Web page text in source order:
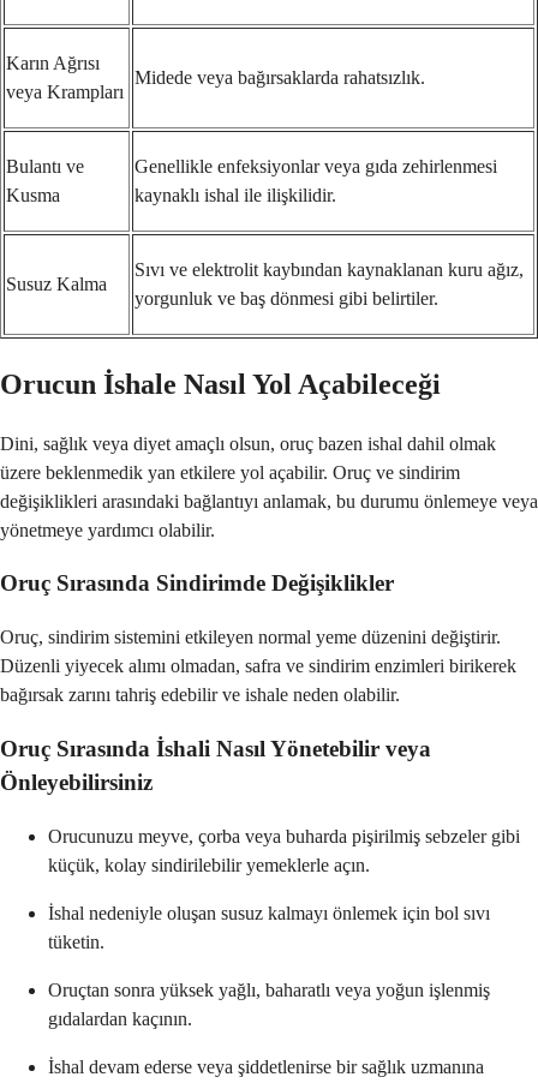
Karın Ağrısı
veya Krampları
Midede veya bağırsaklarda rahatsızlık.
Bulantı ve
Kusma
Genellikle enfeksiyonlar veya gıda zehirlenmesi
kaynaklı ishal ile ilişkilidir.
Susuz Kalma
Sıvı ve elektrolit kaybından kaynaklanan kuru ağız,
yorgunluk ve baş dönmesi gibi belirtiler.
Orucun İshale Nasıl Yol Açabileceği
Dini, sağlık veya diyet amaçlı olsun, oruç bazen ishal dahil olmak
üzere beklenmedik yan etkilere yol açabilir. Oruç ve sindirim
değişiklikleri arasındaki bağlantıyı anlamak, bu durumu önlemeye veya
yönetmeye yardımcı olabilir.
Oruç Sırasında Sindirimde Değişiklikler
Oruç, sindirim sistemini etkileyen normal yeme düzenini değiştirir.
Düzenli yiyecek alımı olmadan, safra ve sindirim enzimleri birikerek
bağırsak zarını tahriş edebilir ve ishale neden olabilir.
Oruç Sırasında İshali Nasıl Yönetebilir veya
Önleyebilirsiniz
Orucunuzu meyve, çorba veya buharda pişirilmiş sebzeler gibi
küçük, kolay sindirilebilir yemeklerle açın.
İshal nedeniyle oluşan susuz kalmayı önlemek için bol sıvı
tüketin.
Oruçtan sonra yüksek yağlı, baharatlı veya yoğun işlenmiş
gıdalardan kaçının.
İshal devam ederse veya şiddetlenirse bir sağlık uzmanına